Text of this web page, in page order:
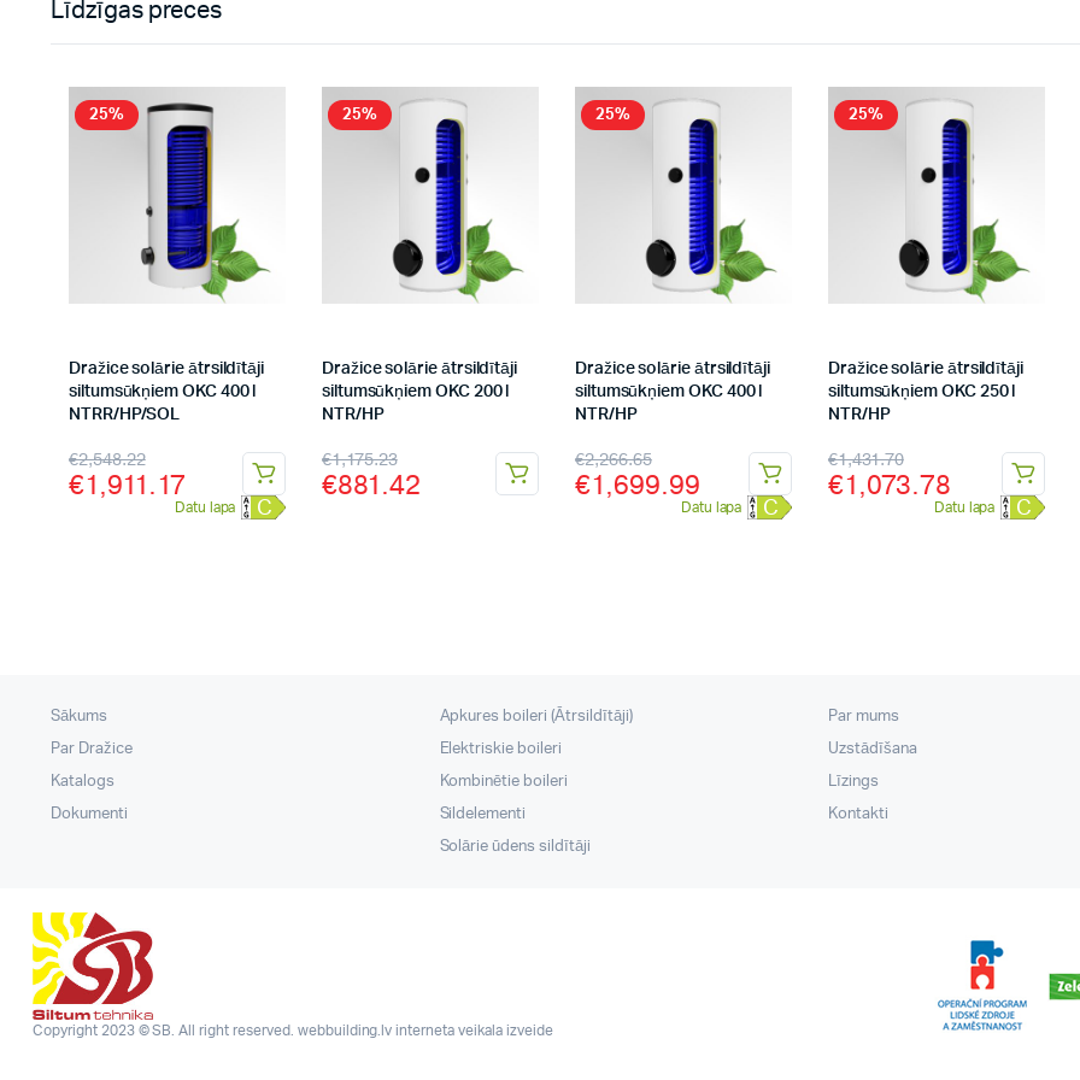
Līdzīgas preces
25%
Dražice solārie ātrsildītāji
siltumsūkņiem OKC 400 l
NTRR/HP/SOL
€2,548.22
€1,911.17
Datu lapa C
25%
Dražice solārie ātrsildītāji
siltumsūkņiem OKC 200 l
NTR/HP
€1,175.23
€881.42
25%
Dražice solārie ātrsildītāji
siltumsūkņiem OKC 400 l
NTR/HP
€2,266.65
€1,699.99
Datu lapa C
25%
Dražice solārie ātrsildītāji
siltumsūkņiem OKC 250 l
NTR/HP
€1,431.70
€1,073.78
Datu lapa C
Sākums
Par Dražice
Katalogs
Dokumenti
Apkures boileri (Ātrsildītāji)
Elektriskie boileri
Kombinētie boileri
Sildelementi
Solārie ūdens sildītāji
Par mums
Uzstādīšana
Līzings
Kontakti
Copyright 2023 © SB. All right reserved. webbuilding.lvinterneta veikala izveide